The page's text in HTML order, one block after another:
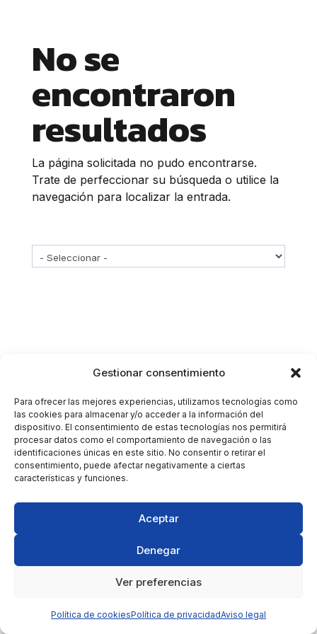
Gestionar consentimiento
Para ofrecer las mejores experiencias, utilizamos tecnologías como
las cookies para almacenar y/o acceder a la información del
dispositivo. El consentimiento de estas tecnologías nos permitirá
procesar datos como el comportamiento de navegación o las
identificaciones únicas en este sitio. No consentir o retirar el
consentimiento, puede afectar negativamente a ciertas
características y funciones.
Aceptar
Denegar
Ver preferencias
Política de cookiesPolítica de privacidadAviso legal
No se
encontraron
resultados
La página solicitada no pudo encontrarse.
Trate de perfeccionar su búsqueda o utilice la
navegación para localizar la entrada.